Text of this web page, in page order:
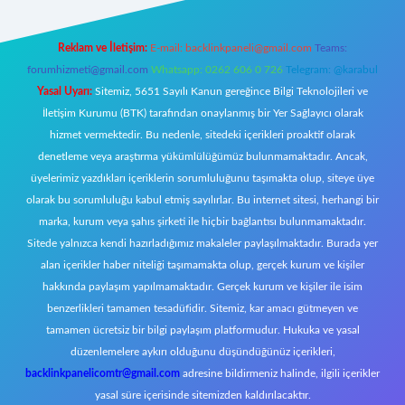
Reklam ve İletişim: E-mail: backlinkpaneli@gmail.com Teams:
forumhizmeti@gmail.com Whatsapp: 0262 606 0 726 Telegram: @karabul
Yasal Uyarı: Sitemiz, 5651 Sayılı Kanun gereğince Bilgi Teknolojileri ve
İletişim Kurumu (BTK) tarafından onaylanmış bir Yer Sağlayıcı olarak
hizmet vermektedir. Bu nedenle, sitedeki içerikleri proaktif olarak
denetleme veya araştırma yükümlülüğümüz bulunmamaktadır. Ancak,
üyelerimiz yazdıkları içeriklerin sorumluluğunu taşımakta olup, siteye üye
olarak bu sorumluluğu kabul etmiş sayılırlar. Bu internet sitesi, herhangi bir
marka, kurum veya şahıs şirketi ile hiçbir bağlantısı bulunmamaktadır.
Sitede yalnızca kendi hazırladığımız makaleler paylaşılmaktadır. Burada yer
alan içerikler haber niteliği taşımamakta olup, gerçek kurum ve kişiler
hakkında paylaşım yapılmamaktadır. Gerçek kurum ve kişiler ile isim
benzerlikleri tamamen tesadüfidir. Sitemiz, kar amacı gütmeyen ve
tamamen ücretsiz bir bilgi paylaşım platformudur. Hukuka ve yasal
düzenlemelere aykırı olduğunu düşündüğünüz içerikleri,
backlinkpanelicomtr@gmail.com adresine bildirmeniz halinde, ilgili içerikler
yasal süre içerisinde sitemizden kaldırılacaktır.